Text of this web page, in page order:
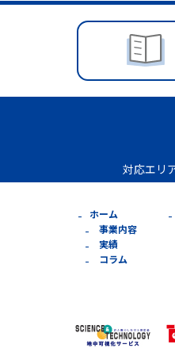
対応エリ
ホーム
事業内容
実績
コラム